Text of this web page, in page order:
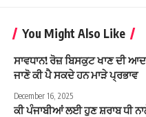
You Might Also Like
ਸਾਵਧਾਨ! ਰੋਜ਼ ਬਿਸਕੁਟ ਖਾਣ ਦੀ
ਜਾਣੋ ਕੀ ਪੈ ਸਕਦੇ ਹਨ ਮਾੜੇ ਪ੍ਰਭਾਵ
December 16, 2025
ਕੀ ਪੰਜਾਬੀਆਂ ਲਈ ਹੁਣ ਸ਼ਰਾਬ ਧੀ